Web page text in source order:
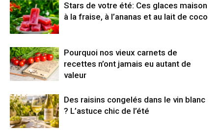
Stars de votre été: Ces glaces maison
à la fraise, à l’ananas et au lait de coco
Pourquoi nos vieux carnets de
recettes n’ont jamais eu autant de
valeur
Des raisins congelés dans le vin blanc
? L’astuce chic de l’été